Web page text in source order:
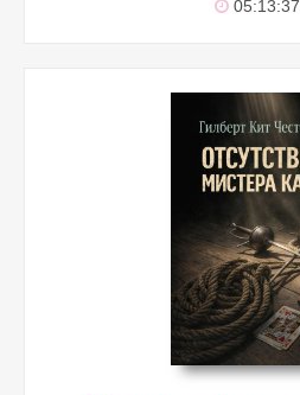
05:13:37